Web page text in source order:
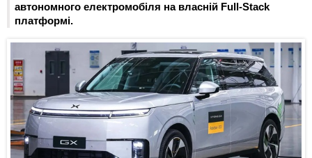
автономного електромобіля на власній Full-Stack
платформі.